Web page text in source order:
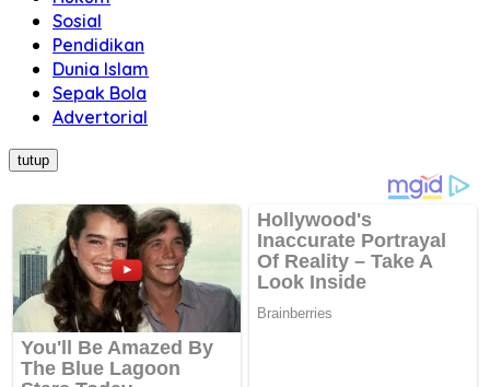
Sosial
Pendidikan
Dunia Islam
Sepak Bola
Advertorial
tutup